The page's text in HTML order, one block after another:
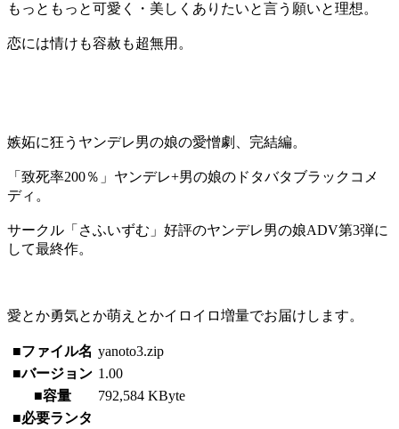
もっともっと可愛く・美しくありたいと言う願いと理想。
恋には情けも容赦も超無用。
嫉妬に狂うヤンデレ男の娘の愛憎劇、完結編。
「致死率200％」ヤンデレ+男の娘のドタバタブラックコメ
ディ。
サークル「さふいずむ」好評のヤンデレ男の娘ADV第3弾に
して最終作。
愛とか勇気とか萌えとかイロイロ増量でお届けします。
■ファイル名 yanoto3.zip
■バージョン 1.00
■容量
792,584 KByte
■必要ランタ